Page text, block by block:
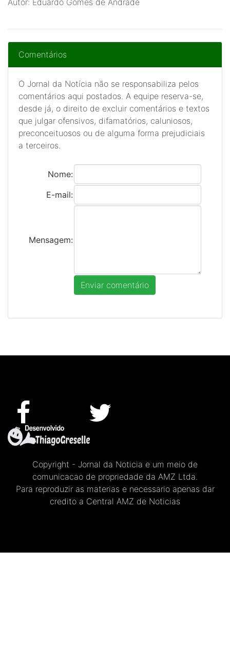
Autor: Eduardo Gomes de Andrade
Comentários
O Jornal da Notícia não se responsabiliza pelos
comentários aqui postados. A equipe reserva-se,
desde já, o direito de excluir comentários e textos
que julgar ofensivos, difamatórios, caluniosos,
preconceituosos ou de alguma forma prejudiciais
a terceiros.
Nome:
E-mail:
Mensagem:
Copyright - Jornal da Noticia e um meio de
comunicacao de propriedade da AMZ Ltda.
Para reproduzir as materias e necessario apenas dar
credito a Central AMZ de Noticias